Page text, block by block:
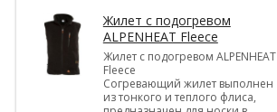
Жилет с подогревом
ALPENHEAT Fleece
Жилет с подогревом ALPENHEAT
Fleece
Согревающий жилет выполнен
из тонкого и теплого флиса,